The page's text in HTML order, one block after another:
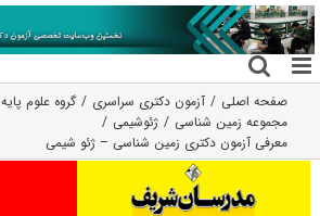
رفتن
به
محتوا
صفحه اصلی آزمون دکتری سراسری
گروه علوم پايه
مجموعه زمین شناسی
ژئوشیمی
معرفی آزمون دکتری زمین شناسی – ژئو شیمی